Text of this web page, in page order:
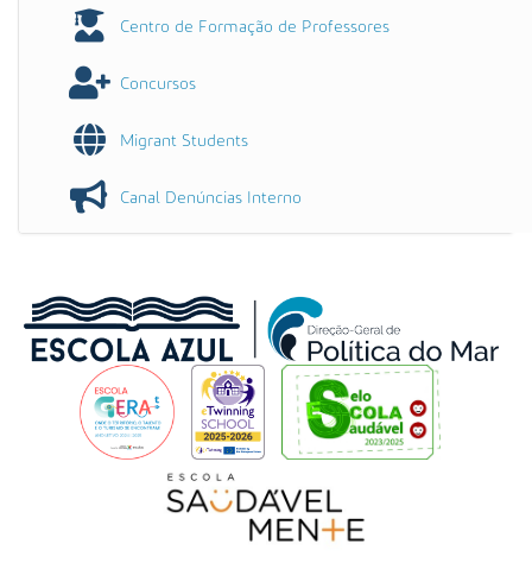
Centro de Formação de Professores
Concursos
Migrant Students
Canal Denúncias Interno